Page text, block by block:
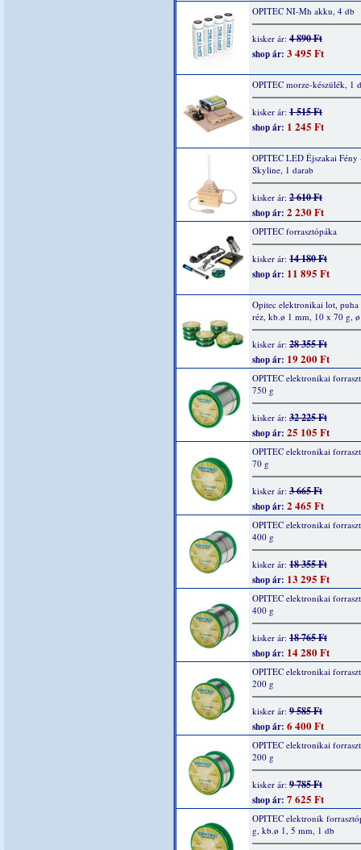
OPITEC NI-Mh akku, 4 db
kisker ár: 4 890 Ft
shop ár: 3 495 Ft
OPITEC morze-készülék, 1
kisker ár: 1 515 Ft
shop ár: 1 245 Ft
OPITEC LED Éjszakai Fény
Skyline, 1 darab
kisker ár: 2 610 Ft
shop ár: 2 230 Ft
OPITEC forrasztópáka
kisker ár: 14 180 Ft
shop ár: 11 895 Ft
Opitec elektronikai lot, puha
réz, kb.ø 1 mm, 10 x 70 g,
kisker ár: 28 355 Ft
shop ár: 19 200 Ft
OPITEC elektronikai
750 g
kisker ár: 32 225 Ft
shop ár: 25 105 Ft
OPITEC elektronikai
70 g
kisker ár: 3 665 Ft
shop ár: 2 465 Ft
OPITEC elektronikai
400 g
kisker ár: 18 355 Ft
shop ár: 13 295 Ft
OPITEC elektronikai
400 g
kisker ár: 18 765 Ft
shop ár: 14 280 Ft
OPITEC elektronikai
200 g
kisker ár: 9 585 Ft
shop ár: 6 400 Ft
OPITEC elektronikai
200 g
kisker ár: 9 785 Ft
shop ár: 7 625 Ft
OPITEC elektronik
g, kb.ø 1, 5 mm, 1 db